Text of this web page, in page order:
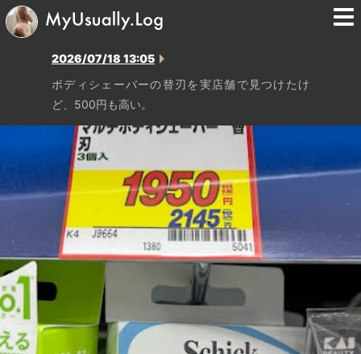
2026/07/18 13:05
ボディシェーバーの替刃を実店舗で見つけたけ
ど、500円も高い。